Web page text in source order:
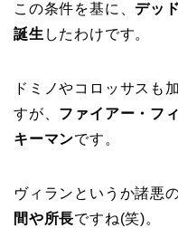
この条件を基に、デッ
誕生 したわけです。
ドミノやコロッサスも
すが、 ファイアー・フ
キーマンです。
ヴィランというか諸悪
間や所長ですね(笑)。